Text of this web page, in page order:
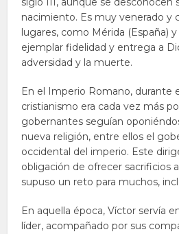
nacimiento. Es muy venerado y
lugares, como Mérida (España)
ejemplar fidelidad y entrega a
adversidad y la muerte.
En el Imperio Romano, durante
cristianismo era cada vez más
gobernantes seguían
nueva religión, entre ellos el
occidental del imperio. Este
obligación de ofrecer sacrificios
supuso un reto para muchos,
En aquella época, Víctor servía
líder, acompañado por sus